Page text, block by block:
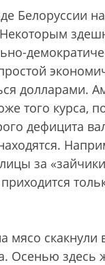
Белоруссии
долларами.
того курса,
дефицита
за
мясо скакнули
Осенью здесь